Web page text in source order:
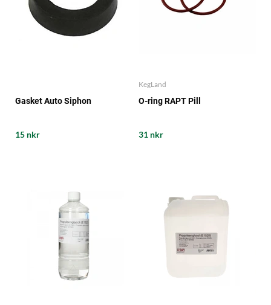
Gasket Auto Siphon
15 nkr
KegLand
O-ring RAPT Pill
31 nkr